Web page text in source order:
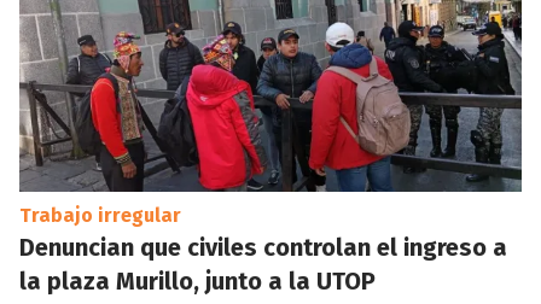
Trabajo irregular
Denuncian que civiles controlan el ingreso a
la plaza Murillo, junto a la UTOP